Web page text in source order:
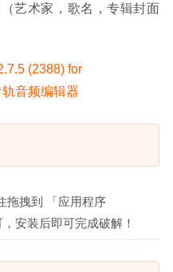
艺术家，歌名，专辑封面
拖拽到 「应用程序
安装后即可完成破解！